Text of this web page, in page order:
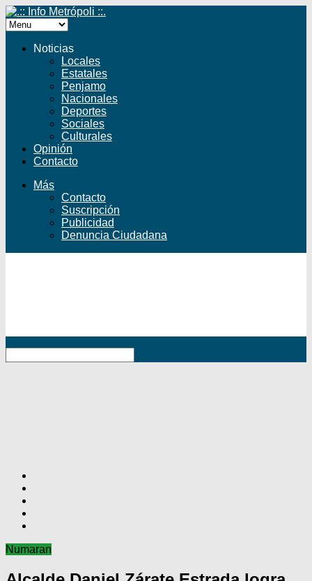
Noticias
Locales
Estatales
Penjamo
Nacionales
Deportes
Sociales
Culturales
Opinión
Contacto
Más
Contacto
Suscripción
Publicidad
Denuncia Ciudadana
Numaran